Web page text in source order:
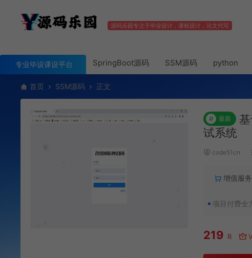
源码乐园专注于毕业设计，课程设计，论文代写
专业毕设课设平台 SpringBoot源码 SSM源码 python
首页 SSM源码 正文
# 最新
试系统
code51cn
增值服
项目付费全
219 R